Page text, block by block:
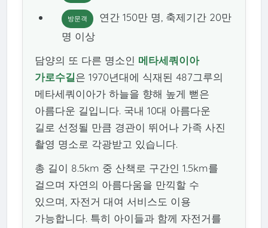
방문객
연간 150만 명, 축제기간 20만
명 이상
담양의 또 다른 명소인 메타세쿼이아
가로수길은 1970년대에 식재된 487그루의
메타세쿼이아가 하늘을 향해 높게 뻗은
아름다운 길입니다. 국내 10대 아름다운
길로 선정될 만큼 경관이 뛰어나 가족 사진
촬영 명소로 각광받고 있습니다.
총 길이 8.5km 중 산책로 구간인 1.5km를
걸으며 자연의 아름다움을 만끽할 수
있으며, 자전거 대여 서비스도 이용
가능합니다. 특히 아이들과 함께 자전거를